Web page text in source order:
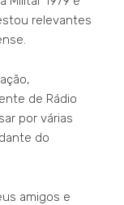
relevantes
de Rádio
por várias
do
amigos e